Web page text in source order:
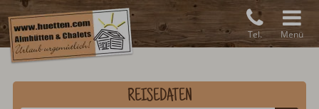
Tel. Menü
REISEDATEN